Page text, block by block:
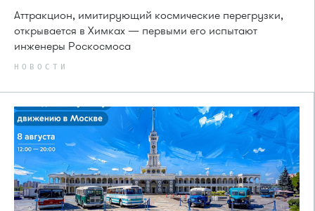
Аттракцион, имитирующий космические перегрузки,
открывается в Химках — первыми его испытают
инженеры Роскосмоса
НОВОСТИ